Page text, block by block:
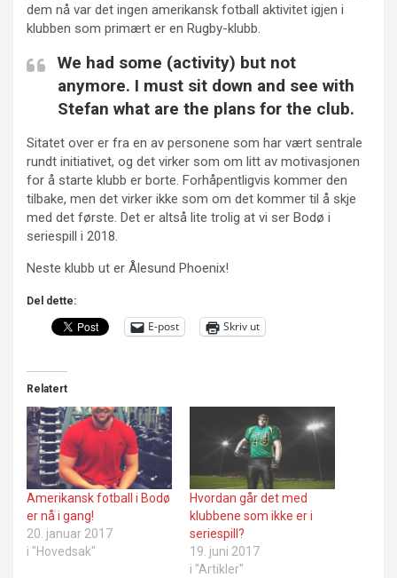
dem nå var det ingen amerikansk fotball aktivitet igjen i
klubben som primært er en Rugby-klubb.
We had some (activity) but not
anymore. I must sit down and see with
Stefan what are the plans for the club.
Sitatet over er fra en av personene som har vært sentrale
rundt initiativet, og det virker som om litt av motivasjonen
for å starte klubb er borte. Forhåpentligvis kommer den
tilbake, men det virker ikke som om det kommer til å skje
med det første. Det er altså lite trolig at vi ser Bodø i
seriespill i 2018.
Neste klubb ut er Ålesund Phoenix!
Del dette:
E-post Skriv ut
Relatert
Amerikansk fotball i Bodø
er nå i gang!
20. januar 2017
i "Hovedsak"
Hvordan går det med
klubbene som ikke er i
seriespill?
19. juni 2017
i "Artikler"